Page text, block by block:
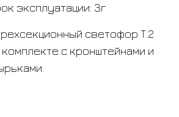
эксплуатации: 3г
светофор Т.2
с кронштейнами и